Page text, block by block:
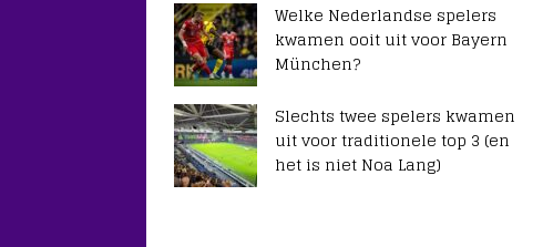
Welke Nederlandse spelers
kwamen ooit uit voor Bayern
München?
Slechts twee spelers kwamen
uit voor traditionele top 3 (en
het is niet Noa Lang)